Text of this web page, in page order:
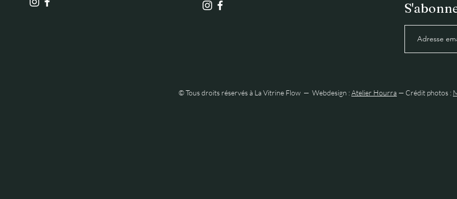
© Tous droits réservés à La Vitrine Flow — Webdesign :Atelier Hourra — Crédit photos :